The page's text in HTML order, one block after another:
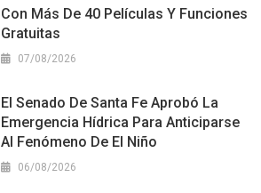
Con Más De 40 Películas Y Funciones
Gratuitas
07/08/2026
El Senado De Santa Fe Aprobó La
Emergencia Hídrica Para Anticiparse
Al Fenómeno De El Niño
06/08/2026